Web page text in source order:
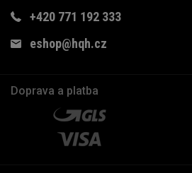
+420 771 192 333
eshop@hqh.cz
Doprava a platba